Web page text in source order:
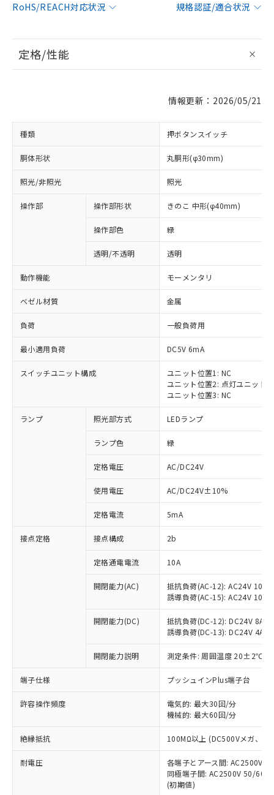
RoHS/REACH対応状況
規格認証/適合状況
定格/性能
情報更新：2026/05/21
種類 押ボタンスイッチ
胴体形状 丸胴形(φ30mm)
照光/非照光 照光
操作部 操作部形状 きのこ 中形(φ40mm)
操作部色 緑
透明/不透明 透明
動作機能 モーメンタリ
ベゼル材質 金属
負荷 一般負荷用
最小適用負荷 DC5V 6mA
スイッチユニット構成
ユニット位置1: NC
ユニット位置2: 点灯ユニット
ユニット位置3: NC
ランプ 照光部方式 LEDランプ
ランプ色 緑
定格電圧 AC/DC24V
使用電圧 AC/DC24V±10%
定格電流 5mA
接点定格 接点構成 2b
定格通電電流 10A
開閉能力(AC)
抵抗負荷(AC-12): AC24V 10A/
誘導負荷(AC-15): AC24V
開閉能力(DC)
抵抗負荷(DC-12): DC24V 8A/
誘導負荷(DC-13): DC24V 4A/
開閉能力説明 測定条件: 周囲温度 20±2℃、
端子仕様 プッシュインPlus端子台
許容操作頻度
電気的: 最大30回/分
機械的: 最大60回/分
絶縁抵抗 100MΩ以上 (DC500Vメガ、点
耐電圧
各端子とアース間: AC2500V
同極端子間: AC2500V 50/
(初期値)
ご利用条件
以下の条件をお読みいただき、同意のうえ
ご利用ください。
本サービスは、当社制御機器事業取扱
商品の当社在庫状況および標準価格
(税抜)を提供させていただくもので
当社制御機器事業取扱商品の中には、
本サービスの対象外となる商品もある
ことをご了承ください。
在庫状況および標準価格照会結果は、
記載している更新日時点での社内デー
タに基づき作成されるものであり、閲
覧された時点での実際の在庫および標
準価格とは異なる場合があることをご
※1 対応状況
対応済み：EU RoHS指令（10物質）の
非含有に対応した製品が提供可能な商品で
す。
対応予定：EU RoHS指令（10物質）の非含
有に対応した製品に切り替える予定のある
対応予定なし：EU RoHS指令（10物質）の
非含有に非対応の商品で、対応品を出す予
定はありません。
調査・確認中：EU RoHS指令（10物質）の
非含有の対応状況を調査中または確認中の
非該当品：ライセンス料など無形物で、有
害物質有無と関係のない商品です。
仕入先様の事情により、非含有部品として
いたものが、含有品と判明した場合などや
むを得ず変更することがあります。
六価クロム(Cr(Ⅵ)) 1000ppm以下、ポリ臭化ビフェニル
類(PBB) 1000ppm以下、ポリ臭化ジフェニルエーテル類
「○」：最大均質材料含有率が中国RoHSの
基準値以下であることを示します。
「×」：最大均質材料含有率が中国RoHSの
基準値を超えていることを示します。
「－」：未確認です。当社販売部門へお問
*中国RoHS10物質の基準値 (GB/T26572)：
Pb(鉛) :1000ppm、 Hg(水銀) : 1000ppm、 Cd(カドミウ
Cr(Ⅵ)(六価クロム) : 1000ppm、 PBBs(ポリ臭化ビフェ
当社は、これら貴社製品のうち、外国
為替および外国貿易法に定める商品
（以下｢規制貨物等」という）を輸出
または国外への提供する場合は、日本
国政府の輸出許可(または役務取引許
可)を取得するなどの必要な手続きを